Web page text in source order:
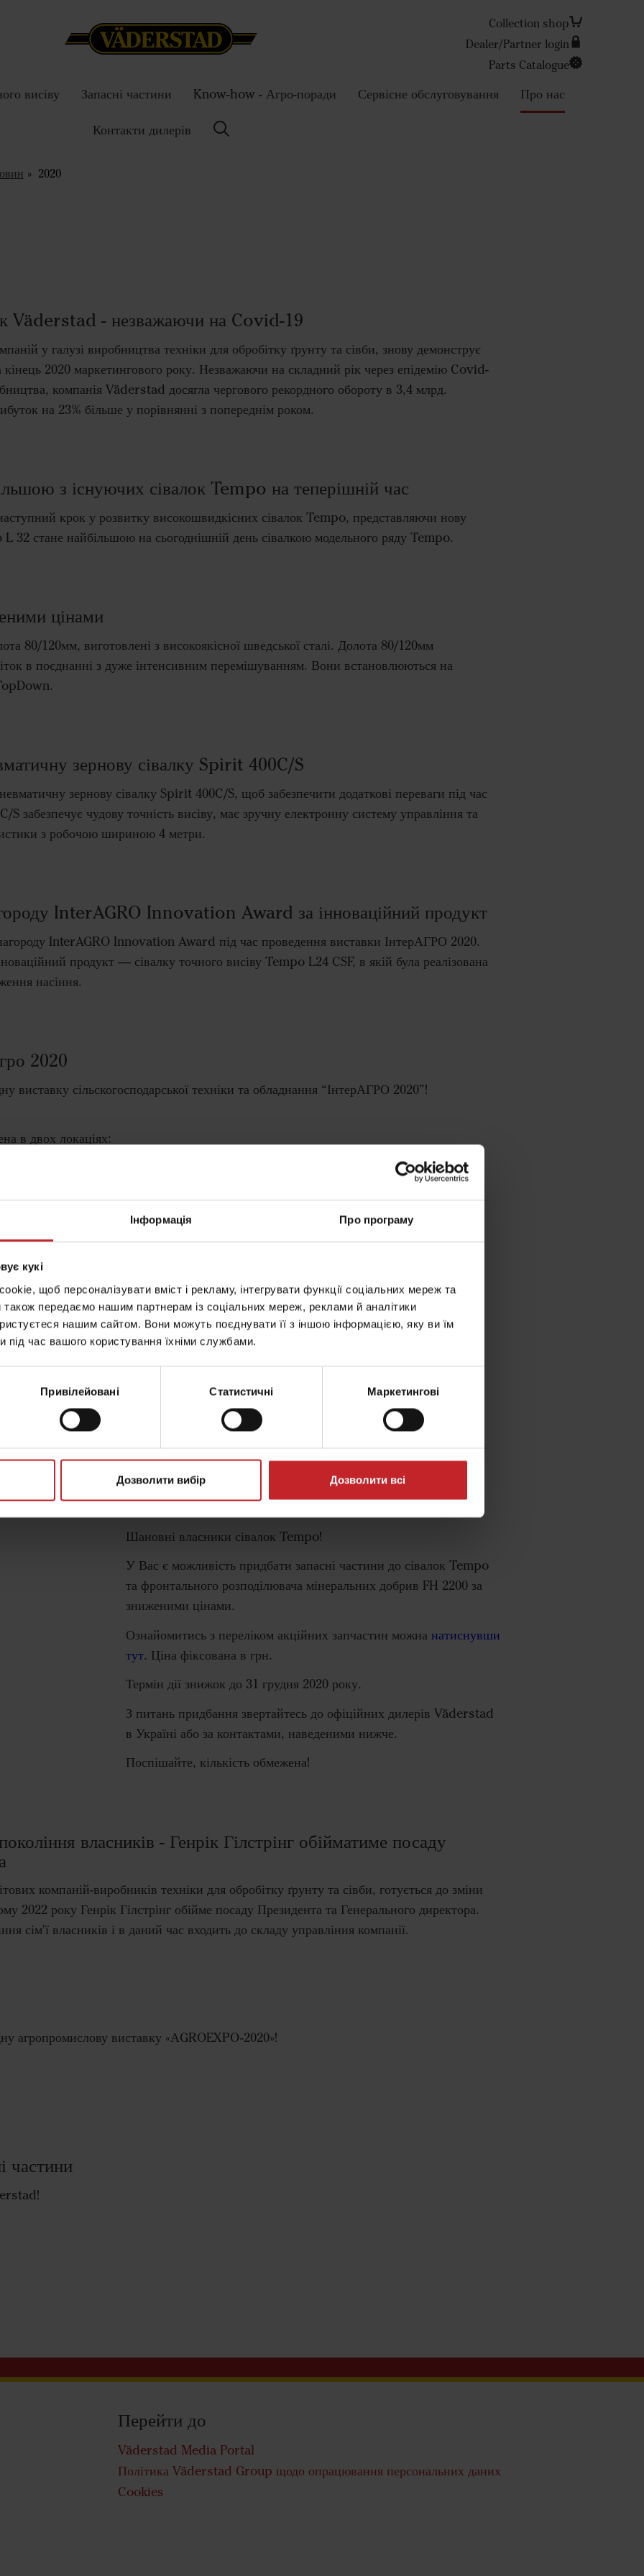
Інформація Про програму
кукі
щоб персоналізувати вміст і рекламу, інтегрувати функції соціальних мереж та
передаємо нашим партнерам із соціальних мереж, реклами й аналітики
нашим сайтом. Вони можуть поєднувати її з іншою інформацією, яку ви їм
під час вашого користування їхніми службами.
Привілейовані Статистичні Маркетингові
Дозволити вибір Дозволити всі
Collection shop
Dealer/Partner login
Parts Catalogue
висіву Запасні частини Know-how - Агро-поради Сервісне обслуговування Про нас
Контакти дилерів
2020
Väderstad - незважаючи на Covid-19
у галузі виробництва техніки для обробітку ґрунту та сівби, знову демонструє
кінець 2020 маркетингового року. Незважаючи на складний рік через епідемію Covid-
компанія Väderstad досягла чергового рекордного обороту в 3,4 млрд.
на 23% більше у порівнянні з попереднім роком.
з існуючих сівалок Tempo на теперішній час
крок у розвитку високошвидкісних сівалок Tempo, представляючи нову
32 стане найбільшою на сьогоднішній день сівалкою модельного ряду Tempo.
цінами
80/120мм, виготовлені з високоякісної шведської сталі. Долота 80/120мм
в поєднанні з дуже інтенсивним перемішуванням. Вони встановлюються на
зернову сівалку Spirit 400C/S
зернову сівалку Spirit 400C/S, щоб забезпечити додаткові переваги під час
забезпечує чудову точність висіву, має зручну електронну систему управління та
з робочою шириною 4 метри.
InterAGRO Innovation Award за інноваційний продукт
InterAGRO Innovation Award під час проведення виставки ІнтерАГРО 2020.
продукт — сівалку точного висіву Tempo L24 CSF, в якій була реалізована
насіння.
2020
виставку сільскогосподарської техніки та обладнання “ІнтерАГРО 2020”!
в двох локаціях:
Carrier 625 XL,
600C,
8, Tempo L 16
входу в павільйон 3А
висіву Tempo L 24 CF з завантаженням насіння в центральний бункер.
ЦЕНТР, м. Київ, Броварський проспект 15
виставки "ІнтерАгро 2020"!
Шановні власники сівалок Tempo!
У Вас є можливість придбати запасні частини до сівалок Tempo
та фронтального розподілювача мінеральних добрив FH 2200 за
зниженими цінами.
Ознайомитись з переліком акційних запчастин можна натиснувши
тут. Ціна фіксована в грн.
Термін дії знижок до 31 грудня 2020 року.
З питань придбання звертайтесь до офіційних дилерівVäderstad
в Україні або за контактами, наведеними нижче.
Поспішайте, кількість обмежена!
власників - Генрік Гілстрінг обійматиме посаду
компаній-виробників техніки для обробітку ґрунту та сівби, готується до зміни
2022 року Генрік Гілстрінг обійме посаду Президента та Генерального директора.
сім'ї власників і в даний час входить до складу управління компанії.
уагропромисловувиставку«АGROEXPO-2020»!
частини
Перейти до
Väderstad Media Portal
Політика Väderstad Group щодо опрацювання персональних даних
Cookies